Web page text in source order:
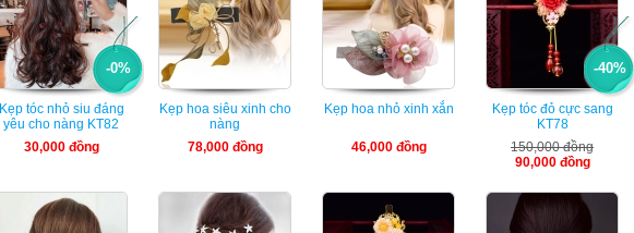
-0%
Kẹp tóc nhỏ siu đáng
yêu cho nàng KT82
30,000 đồng
Kẹp hoa siêu xinh cho
nàng
78,000 đồng
Kẹp hoa nhỏ xinh xắn
46,000 đồng
-40%
Kẹp tóc đỏ cực sang
KT78
150,000 đồng
90,000 đồng